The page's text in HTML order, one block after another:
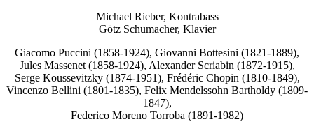
Michael Rieber, Kontrabass
Götz Schumacher, Klavier
Giacomo Puccini (1858-1924), Giovanni Bottesini (1821-1889),
Jules Massenet (1858-1924), Alexander Scriabin (1872-1915),
Serge Koussevitzky (1874-1951), Frédéric Chopin (1810-1849),
Vincenzo Bellini (1801-1835), Felix Mendelssohn Bartholdy (1809-
1847),
Federico Moreno Torroba (1891-1982)